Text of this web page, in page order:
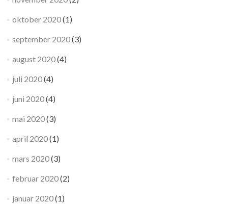
oktober 2020(1)
september 2020(3)
august 2020(4)
juli 2020(4)
juni 2020(4)
mai 2020(3)
april 2020(1)
mars 2020(3)
februar 2020(2)
januar 2020(1)